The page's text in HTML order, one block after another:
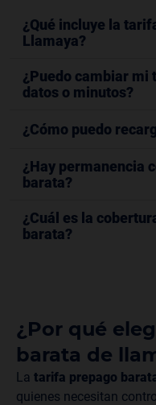
¿Qué incluye la
Llamaya?
¿Puedo cambiar mi
datos o minutos?
¿Cómo puedo
¿Hay permanencia
barata?
¿Cuál es la
barata?
¿Por qué
barata de
La tarifa prepago
quienes necesitan